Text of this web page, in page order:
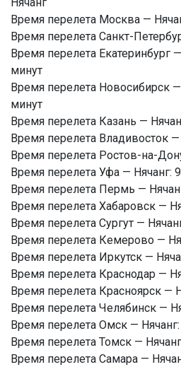
Нячанг
Время перелета Москва —
Время перелета Санкт-
Время перелета Екатеринбург
минут
Время перелета Новосибирск
минут
Время перелета Казань —
Время перелета Владивосток —
Время перелета Ростов-на-
Время перелета Уфа — Нячанг:
Время перелета Пермь —
Время перелета Хабаровск —
Время перелета Сургут —
Время перелета Кемерово —
Время перелета Иркутск —
Время перелета Краснодар —
Время перелета Красноярск —
Время перелета Челябинск —
Время перелета Омск —
Время перелета Томск —
Время перелета Самара —